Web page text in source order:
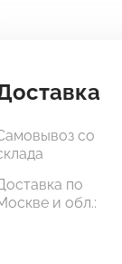
со
по
и обл.: